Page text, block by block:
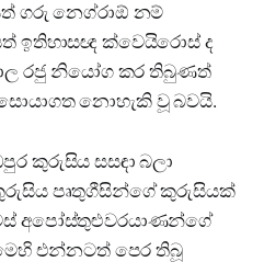
ගරු නෙග්රාඕ නම්
ඉතිහාසඥ ක්වෙයිරොස් ද
රජු නියෝග කර තිබුණත්
නොහැකි වූ බවයි.
කුරුසිය සසඳා බලා
පෘතුගීසින්ගේ කුරුසියක්
අපෝස්තුළුවරයාණන්ගේ
එන්නටත් පෙර තිබූ